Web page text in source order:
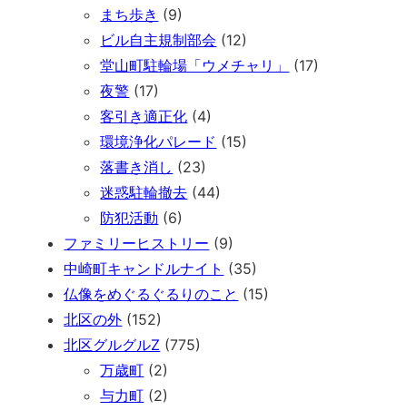
まち歩き (9)
ビル自主規制部会 (12)
堂山町駐輪場「ウメチャリ」
(17)
夜警 (17)
客引き適正化 (4)
環境浄化パレード (15)
落書き消し (23)
迷惑駐輪撤去 (44)
防犯活動 (6)
ファミリーヒストリー (9)
中崎町キャンドルナイト (35)
仏像をめぐるぐるりのこと (15)
北区の外 (152)
北区グルグルZ (775)
万歳町 (2)
与力町 (2)